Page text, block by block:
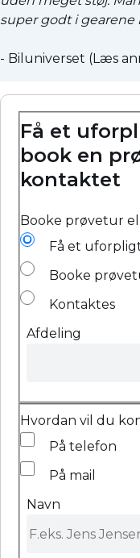
super godt i
- Biluniverset (Læs
Få et
book en
kontaktet
Booke prøvetur
Få et
Booke
Kontaktes
Afdeling
Hvordan vil du
På telefon
På mail
Navn